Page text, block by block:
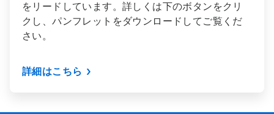
をリードしています。詳しくは下のボタンをクリ
クし、パンフレットをダウンロードしてご覧くだ
さい。
詳細はこちら